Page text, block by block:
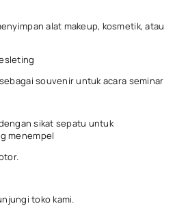
alat makeup, kosmetik, atau
souvenir untuk acara seminar
sikat sepatu untuk
menempel
toko kami.